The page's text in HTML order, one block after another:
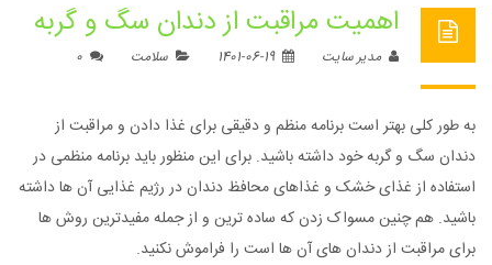
اهمیت مراقبت از دندان سگ و گربه
مدیر سایت 1401-06-19 سلامت
به طور کلی بهتر است برنامه منظم و دقیقی برای غذا دادن و مراقبت از
دندان سگ و گربه خود داشته باشید. برای این منظور باید برنامه منظمی در
استفاده از غذای خشک و غذاهای محافظ دندان در رژیم غذایی آن ها داشته
باشید. هم چنین مسواک زدن که ساده ترین و از جمله مفیدترین روش ها
برای مراقبت از دندان های آن ها است را فراموش نکنید.